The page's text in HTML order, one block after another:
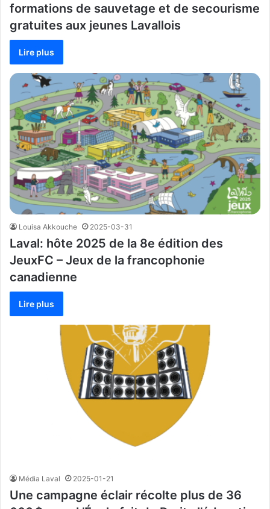
formations de sauvetage et de secourisme
gratuites aux jeunes Lavallois
Lire plus
Louisa Akkouche 2025-03-31
Laval: hôte 2025 de la 8e édition des
JeuxFC – Jeux de la francophonie
canadienne
Lire plus
Média Laval 2025-01-21
Une campagne éclair récolte plus de 36